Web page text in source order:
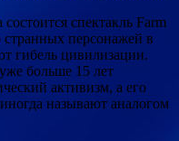
спектакль Farm
странных персонажей в
гибель цивилизации.
больше 15 лет
активизм, а его
называют аналогом